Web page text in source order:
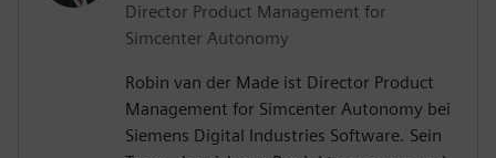
Director Product Management for
Simcenter Autonomy
Robin van der Made ist Director Product
Management for Simcenter Autonomy bei
Siemens Digital Industries Software. Sein